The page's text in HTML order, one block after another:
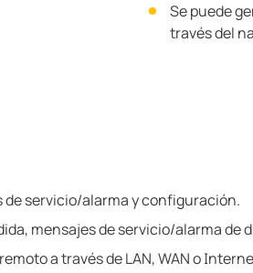
Se puede
través del
de servicio/alarma y configuración.
mensajes de servicio/alarma de
a través de LAN, WAN o